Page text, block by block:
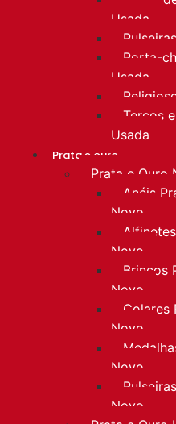
Usada
Porta-
Usada
Terços
Usada
Prata e ouro
Prata e Ouro
Anéis
Novo
Novo
Brincos
Novo
Colares
Novo
Novo
Novo